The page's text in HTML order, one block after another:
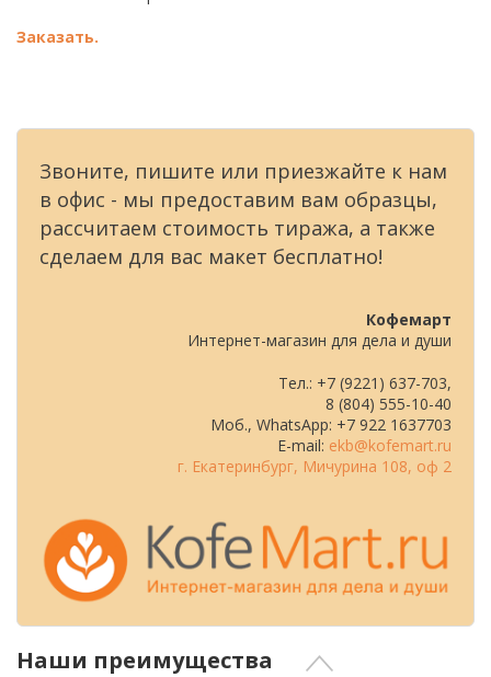
Заказать.
Звоните, пишите или приезжайте к нам
в офис - мы предоставим вам образцы,
рассчитаем стоимость тиража, а также
сделаем для вас макет бесплатно!
Кофемарт
Интернет-магазин для дела и души
Тел.: +7 (9221) 637-703,
8 (804) 555-10-40
Моб., WhatsApp: +7 922 1637703
E-mail: ekb@kofemart.ru
г. Екатеринбург, Мичурина 108, оф 2
Наши преимущества